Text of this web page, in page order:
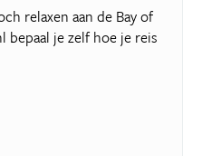
relaxen aan de Bay of
bepaal je zelf hoe je reis